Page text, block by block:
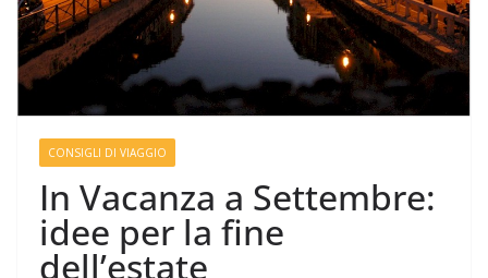
CONSIGLI DI VIAGGIO
In Vacanza a Settembre:
idee per la fine
dell’estate